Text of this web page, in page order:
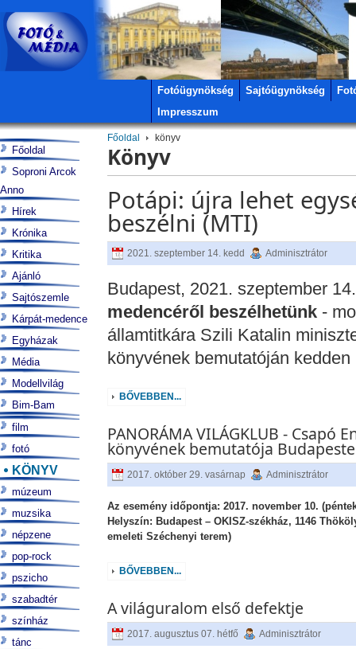
Fotóügynökség Sajtóügynökség
Impresszum
Főoldal könyv
Könyv
Potápi: újra lehet
beszélni (MTI)
2021. szeptember 14. kedd Adminisztrátor
Budapest, 2021. szeptember
medencéről beszélhetünk-
államtitkára Szili Katalin
könyvének bemutatóján
BŐVEBBEN...
PANORÁMA VILÁGKLUB - Csapó
könyvének bemutatója
2017. október 29. vasárnap Adminisztrátor
Az esemény időpontja: 2017. november 10.
Helyszín: Budapest – OKISZ-székház, 1146
emeleti Széchenyi terem)
BŐVEBBEN...
A világuralom első defektje
2017. augusztus 07. hétfő Adminisztrátor
Főoldal
Soproni Arcok
Anno
Hírek
Krónika
Kritika
Ajánló
Sajtószemle
Kárpát-medence
Egyházak
Média
Modellvilág
Bim-Bam
film
fotó
KÖNYV
múzeum
muzsika
népzene
pop-rock
pszicho
szabadtér
színház
tánc